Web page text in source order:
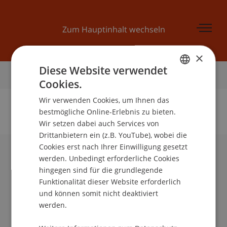
Zum Hauptinhalt wechseln
Startseite
Keine Daten zu dieser Person gefunden
Universität Liechtenstein
Fürst-Franz-Josef-Strasse
9490 Vaduz
Liechtenstein
info@uni.li
×
Diese Website verwendet
Cookies.
Wir verwenden Cookies, um Ihnen das
bestmögliche Online-Erlebnis zu bieten.
Wir setzen dabei auch Services von
Drittanbietern ein (z.B. YouTube), wobei die
Cookies erst nach Ihrer Einwilligung gesetzt
werden. Unbedingt erforderliche Cookies
hingegen sind für die grundlegende
Funktionalität dieser Website erforderlich
und können somit nicht deaktiviert
werden.